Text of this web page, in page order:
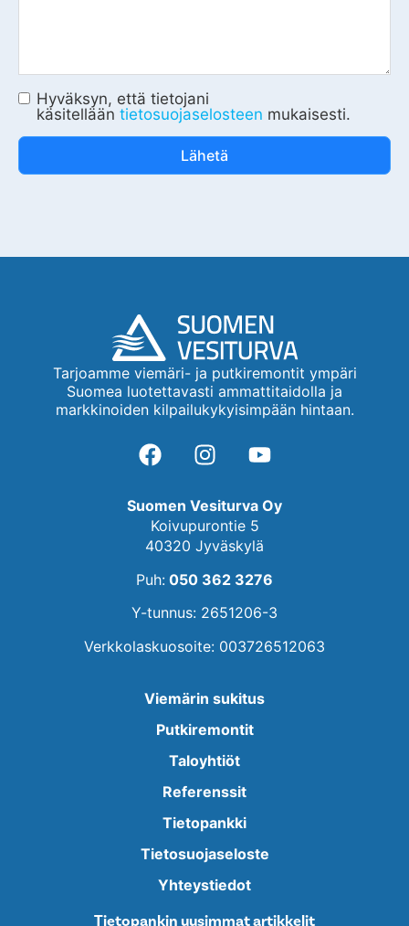
Hyväksyn, että tietojani
käsitellään tietosuojaselosteen mukaisesti.
Lähetä
Tarjoamme viemäri- ja putkiremontit ympäri
Suomea luotettavasti ammattitaidolla ja
markkinoiden kilpailukykyisimpään hintaan.
Suomen Vesiturva Oy
Koivupurontie 5
40320 Jyväskylä
Puh: 050 362 3276
Y-tunnus: 2651206-3
Verkkolaskuosoite: 003726512063
Viemärin sukitus
Putkiremontit
Taloyhtiöt
Referenssit
Tietopankki
Tietosuojaseloste
Yhteystiedot
Tietopankin uusimmat artikkelit